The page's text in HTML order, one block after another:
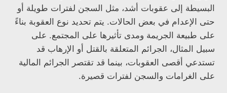
البسيطة إلى عقوبات أشد، مثل السجن لفترات طويلة أو
حتى الإعدام في بعض الحالات. يتم تحديد نوع العقوبة بناءً
على طبيعة الجريمة ومدى تأثيرها على المجتمع. على
سبيل المثال، الجرائم المتعلقة بالقتل أو الإرهاب قد
تستدعي أقصى العقوبات، بينما قد تقتصر الجرائم المالية
على الغرامات والسجن لفترات قصيرة.